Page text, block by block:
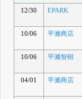
12/30 EPARK
10/06
平瀨商店
10/06
平瀨智樹
04/01
平瀨商店